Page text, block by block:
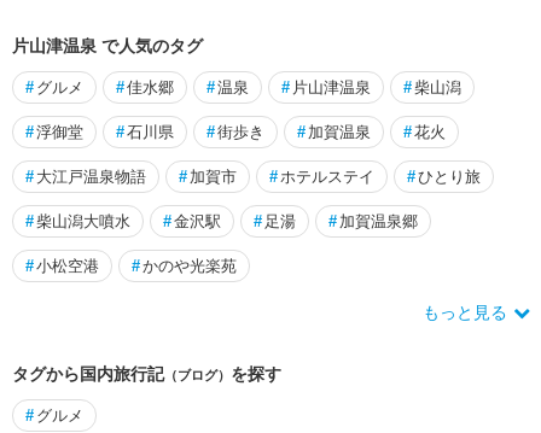
片山津温泉 で人気のタグ
# グルメ #佳水郷 #温泉 # 片山津温泉 #柴山潟
#浮御堂 #石川県 #街歩き # 加賀温泉 #花火
# 大江戸温泉物語 # 加賀市 #ホテルステイ #ひとり旅
#柴山潟大噴水 #金沢駅 # 足湯 # 加賀温泉郷
#小松空港 #かのや光楽苑
もっと見る
タグから国内旅行記（ブログ） を探す
# グルメ